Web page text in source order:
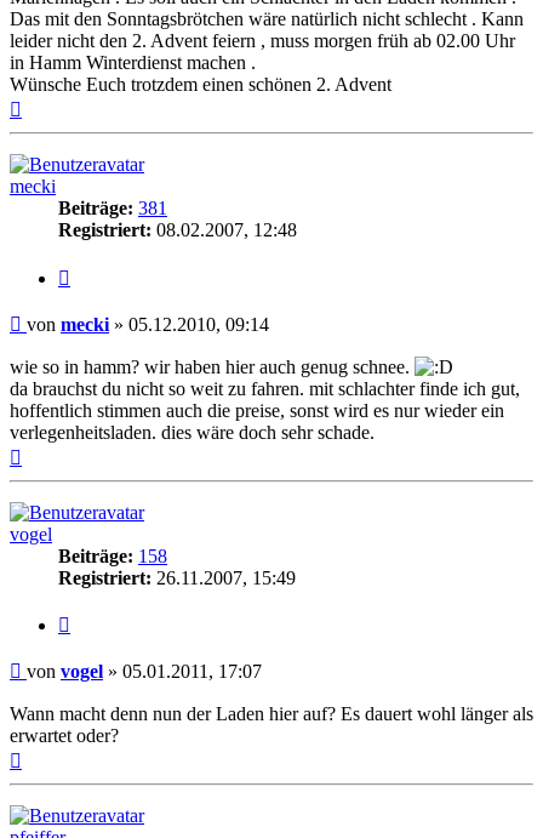
Das mit den Sonntagsbrötchen wäre natürlich nicht schlecht . Kann
leider nicht den 2. Advent feiern , muss morgen früh ab 02.00 Uhr
in Hamm Winterdienst machen .
Wünsche Euch trotzdem einen schönen 2. Advent
mecki
Beiträge: 381
Registriert: 08.02.2007, 12:48
Beitrag
von mecki » 05.12.2010, 09:14
wie so in hamm? wir haben hier auch genug schnee.
da brauchst du nicht so weit zu fahren. mit schlachter finde ich gut,
hoffentlich stimmen auch die preise, sonst wird es nur wieder ein
verlegenheitsladen. dies wäre doch sehr schade.
vogel
Beiträge: 158
Registriert: 26.11.2007, 15:49
Beitrag
von vogel » 05.01.2011, 17:07
Wann macht denn nun der Laden hier auf? Es dauert wohl länger als
erwartet oder?